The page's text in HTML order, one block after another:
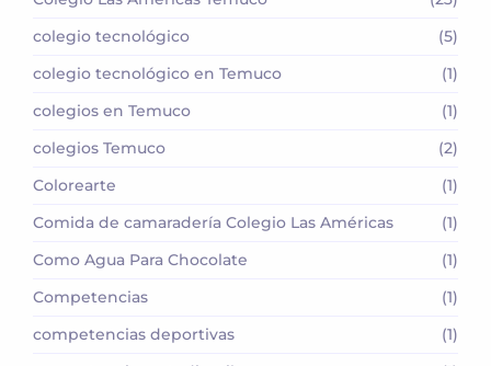
colegio tecnológico
(5)
colegio tecnológico en Temuco
(1)
colegios en Temuco
(1)
colegios Temuco
(2)
Colorearte
(1)
Comida de camaradería Colegio Las Américas
(1)
Como Agua Para Chocolate
(1)
Competencias
(1)
competencias deportivas
(1)